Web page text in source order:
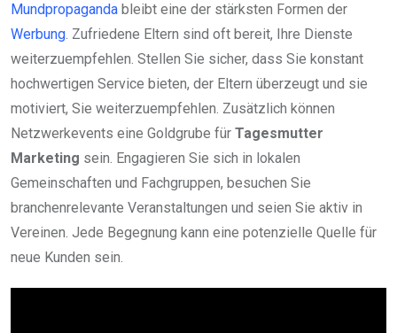
Mundpropaganda bleibt eine der stärksten Formen der
Werbung . Zufriedene Eltern sind oft bereit, Ihre Dienste
weiterzuempfehlen. Stellen Sie sicher, dass Sie konstant
hochwertigen Service bieten, der Eltern überzeugt und sie
motiviert, Sie weiterzuempfehlen. Zusätzlich können
Netzwerkevents eine Goldgrube für Tagesmutter
Marketing sein. Engagieren Sie sich in lokalen
Gemeinschaften und Fachgruppen, besuchen Sie
branchenrelevante Veranstaltungen und seien Sie aktiv in
Vereinen. Jede Begegnung kann eine potenzielle Quelle für
neue Kunden sein.